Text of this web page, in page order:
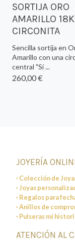
SORTIJA ORO
AMARILLO
CIRCONITA
Sencilla sortija en
Amarillo con una
central "Sí ...
260,00 €
JOYERÍA
· Colección de
· Joyas
· Regalos para
· Anillos de
· Pulseras mi
ATENCIÓN AL